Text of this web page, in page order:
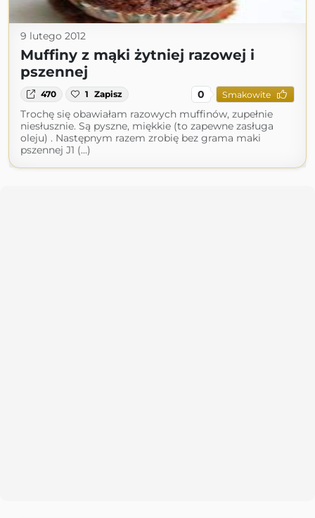
9 lutego 2012
Muffiny z mąki żytniej razowej i
pszennej
470 1 Zapisz 0 Smakowite
Trochę się obawiałam razowych muffinów, zupełnie
niesłusznie. Są pyszne, miękkie (to zapewne zasługa
oleju) . Następnym razem zrobię bez grama maki
pszennej J1 (...)